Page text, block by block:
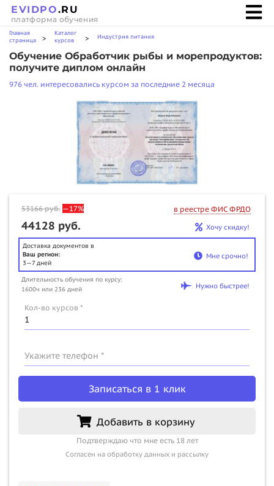
EVIDPO.RU
платформа обучения
Главная
страница
>
Каталог
курсов
> Индустрия питания
Обучение Обработчик рыбы и морепродуктов:
получите диплом онлайн
976 чел. интересовались курсом за последние 2 месяца
53166руб. —17% в реестре ФИС ФРДО
44128 руб. Хочу скидку!
Доставка документов в
Ваш регион:
3—7 дней
Мне срочно!
Длительность обучения по курсу:
1600ч или 236 дней
Нужно быстрее!
Кол-во курсов *
Укажите телефон *
Записаться в 1 клик
Добавить в корзину
Подтверждаю что мне есть 18 лет
Согласен на обработку данных и рассылку